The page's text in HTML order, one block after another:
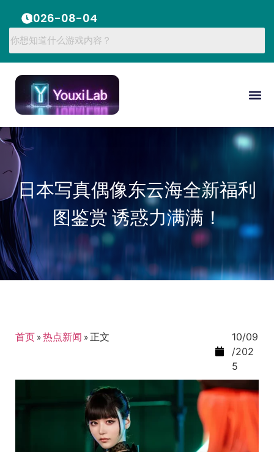
2026-08-04
日本写真偶像东云海全新福利
图鉴赏 诱惑力满满！
首页 »热点新闻 » 正文
10/09
/202
5